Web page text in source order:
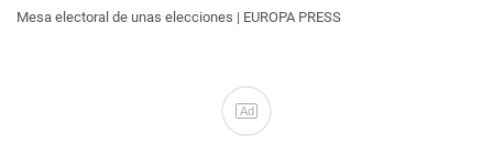
Mesa electoral de unas elecciones | EUROPA PRESS
Ad